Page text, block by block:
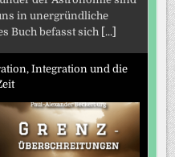
in unergründliche
Buch befasst sich
[...]
Integration und die